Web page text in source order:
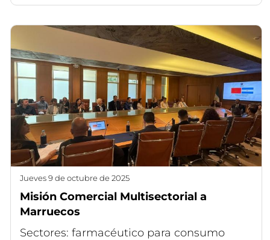
jueves 9 de octubre de 2025
Misión Comercial Multisectorial a
Marruecos
Sectores: farmacéutico para consumo